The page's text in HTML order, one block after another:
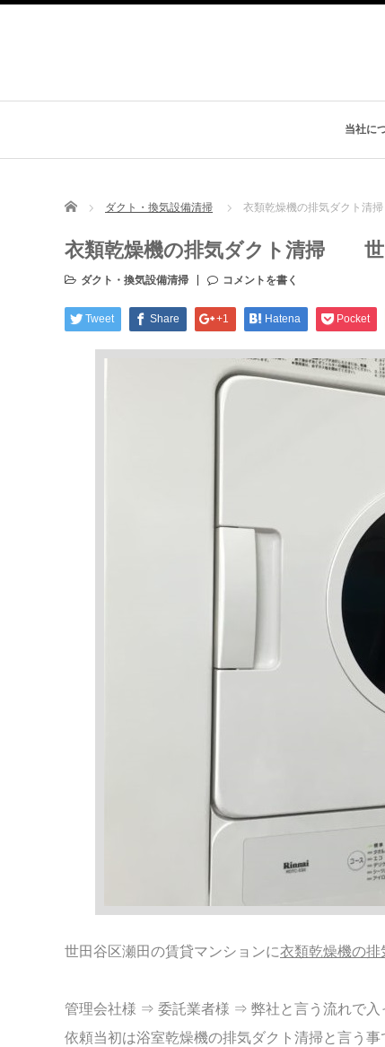
当社に
Home ダクト・換気設備清掃 衣類乾燥機の排気ダクト
衣類乾燥機の排気ダクト清掃 世
ダクト・換気設備清掃 コメントを書く
Tweet Share +1 Hatena Pocket
世田谷区瀬田の賃貸マンションに衣類乾燥機の排
管理会社様 ⇒ 委託業者様 ⇒ 弊社と言う流れで入
依頼当初は浴室乾燥機の排気ダクト清掃と言う事